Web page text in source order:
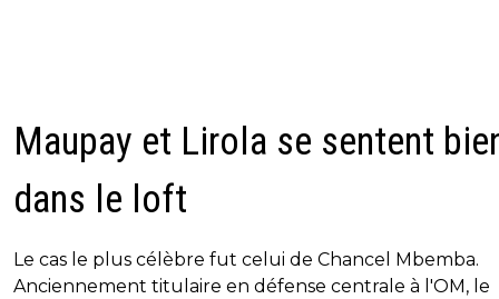
Maupay et Lirola se sentent
dans le loft
Le cas le plus célèbre fut celui de Chancel Mbemba.
Anciennement titulaire en défense centrale à l'OM, le